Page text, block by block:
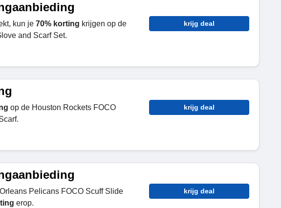
kun je 70% korting krijgen op de
and Scarf Set.
krijg deal
op de Houston Rockets FOCO
krijg deal
Pelicans FOCO Scuff Slide
erop.
krijg deal